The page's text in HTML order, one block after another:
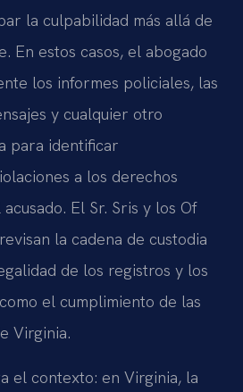
la culpabilidad más allá de
En estos casos, el abogado
los informes policiales, las
y cualquier otro
para identificar
a los derechos
El Sr. Sris y los Of
la cadena de custodia
de los registros y los
el cumplimiento de las
Virginia.
el contexto: en Virginia, la